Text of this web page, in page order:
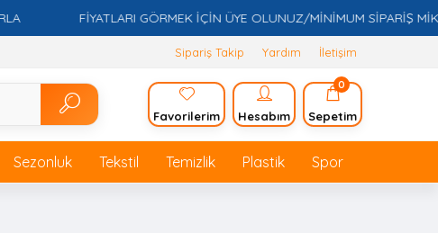
FİYATLARI GÖRMEK İÇİN ÜYE OLUNUZ/MİNİMUM SİPARİŞ
Sipariş Takip Yardım İletişim
Favorilerim Hesabım
0
Sepetim
Sezonluk Tekstil Temizlik Plastik Spor